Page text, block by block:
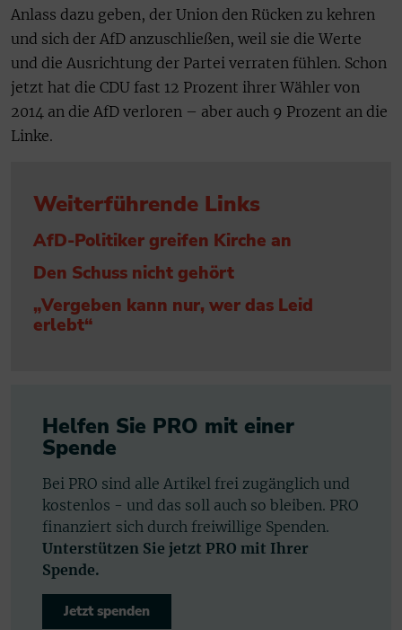
Anlass dazu geben, der Union den Rücken zu kehren
und sich der AfD anzuschließen, weil sie die Werte
und die Ausrichtung der Partei verraten fühlen. Schon
jetzt hat die CDU fast 12 Prozent ihrer Wähler von
2014 an die AfD verloren – aber auch 9 Prozent an die
Linke.
Weiterführende Links
AfD-Politiker greifen Kirche an
Den Schuss nicht gehört
„Vergeben kann nur, wer das Leid
erlebt“
Helfen Sie PRO mit einer
Spende
Bei PRO sind alle Artikel frei zugänglich und
kostenlos - und das soll auch so bleiben. PRO
finanziert sich durch freiwillige Spenden.
Unterstützen Sie jetzt PRO mit Ihrer
Spende.
Jetzt spenden